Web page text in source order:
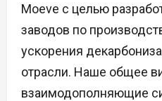
Moeve с целью
заводов по
ускорения
отрасли. Наше общее
взаимодополняющие